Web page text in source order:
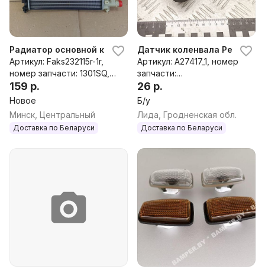
Радиатор основной к Peugeot 106
Артикул: Faks232115r-1r,
номер запчасти: 1301SQ,
1301SR, 1301SW, 1301TA,
1331S8, 21081301012
159 р.
Новое
Минск, Центральный
Доставка по Беларуси
Датчик коленвала Peugeot
Артикул: A27417_1, номер
запчасти:
0986280409,19205T,9625
423880
26 р.
Б/у
Лида, Гродненская обл.
Доставка по Беларуси